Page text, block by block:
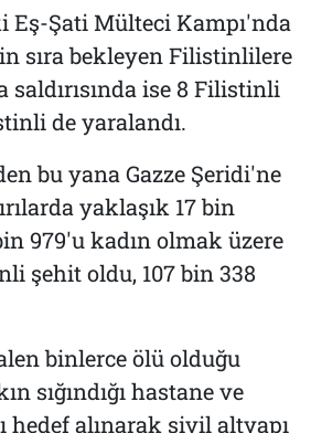
Eş-Şati Mülteci Kampı'nda
sıra bekleyen Filistinlilere
saldırısında ise 8 Filistinli
de yaralandı.
bu yana Gazze Şeridi'ne
yaklaşık 17 bin
979'u kadın olmak üzere
şehit oldu, 107 bin 338
binlerce ölü olduğu
sığındığı hastane ve
alınarak sivil altyapı